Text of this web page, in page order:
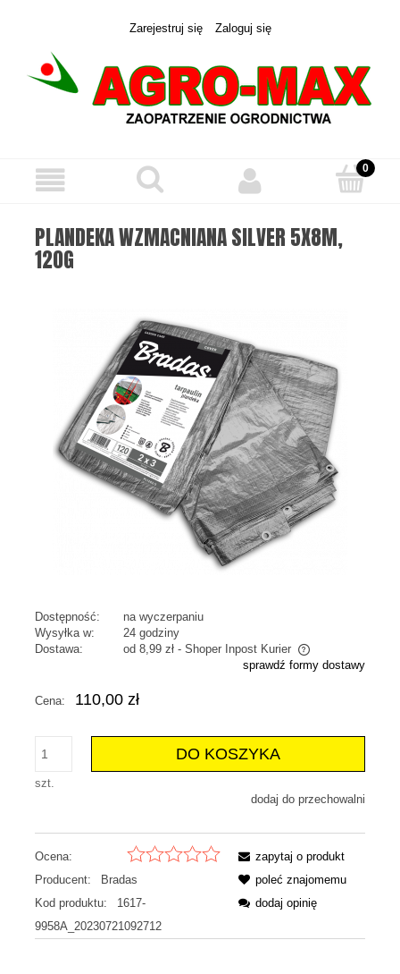
Zarejestruj się Zaloguj się
PLANDEKA WZMACNIANA SILVER 5X8M,
120G
Dostępność:
na wyczerpaniu
Wysyłka w:
24 godziny
Dostawa:
od 8,99 zł - Shoper Inpost Kurier
Cena nie zawiera ewentualnych kosztów płatności
sprawdź formy dostawy
Cena: 110,00 zł
szt.
DO KOSZYKA
dodaj do przechowalni
Ocena:
Producent:
Bradas
Kod produktu:
1617-
9958A_20230721092712
zapytaj o produkt
poleć znajomemu
dodaj opinię